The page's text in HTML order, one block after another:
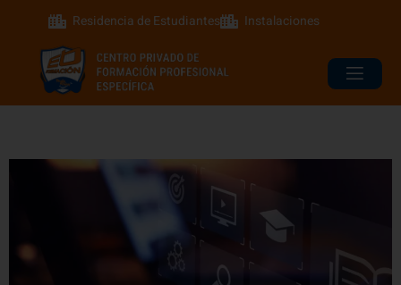
Residencia de Estudiantes Instalaciones